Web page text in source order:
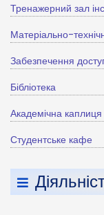
Тренажерний зал
Матеріально-
Забезпечення
Бібліотека
Академічна каплиця
Студентське кафе